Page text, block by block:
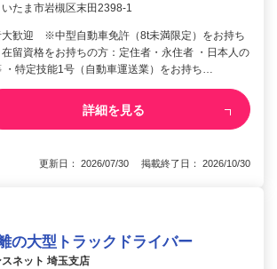
たま市岩槻区末田2398-1
大歓迎 ※中型自動車免許（8t未満限定）をお持ち
留資格をお持ちの方：定住者・永住者 ・日本人の
・特定技能1号（自動車運送業）をお持ち…
詳細を見る
更新日： 2026/07/30 掲載終了日： 2026/10/30
の大型トラックドライバー
ネット 埼玉支店